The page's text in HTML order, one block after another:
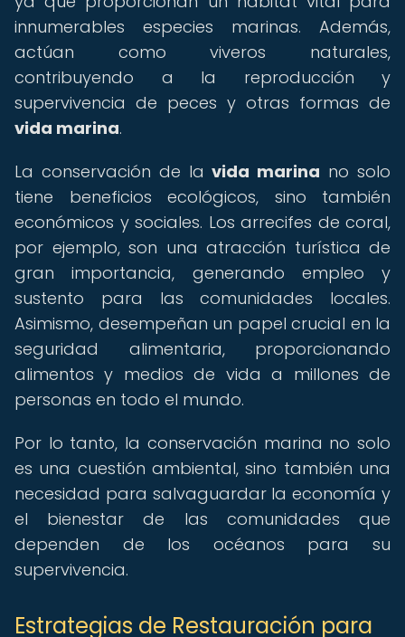
innumerables especies marinas. Además,
actúan como viveros naturales,
contribuyendo a la reproducción y
supervivencia de peces y otras formas de
vida marina.
La conservación de lavida marina no solo
tiene beneficios ecológicos, sino también
económicos y sociales. Los arrecifes de coral,
por ejemplo, son una atracción turística de
gran importancia, generando empleo y
sustento para las comunidades locales.
Asimismo, desempeñan un papel crucial en la
seguridad alimentaria, proporcionando
alimentos y medios de vida a millones de
personas en todo el mundo.
Por lo tanto, la conservación marina no solo
es una cuestión ambiental, sino también una
necesidad para salvaguardar la economía y
el bienestar de las comunidades que
dependen de los océanos para su
supervivencia.
Estrategias de Restauración para